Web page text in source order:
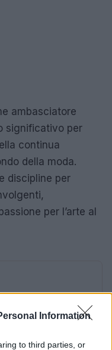
Information
to third parties, or
ambasciatore
significativo per
continua
della moda.
discipline per
per l’arte al